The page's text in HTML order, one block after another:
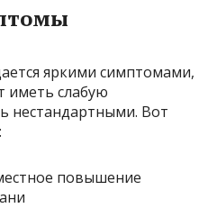
яркими симптомами,
иметь слабую
нестандартными. Вот
повышение